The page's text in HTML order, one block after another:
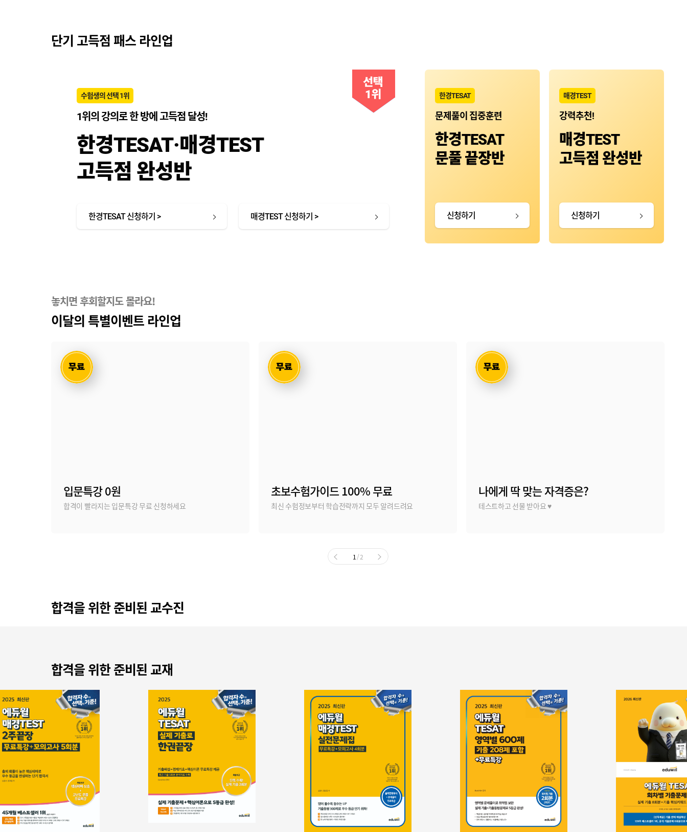
단기 고득점 패스 라인업
수험생의 선택 1위
1위의 강의로 한 방에 고득점 달성!
한경TESAT·매경TEST
고득점 완성반
한경TESAT 신청하기 > 매경TEST 신청하기 >
한경TESAT
문제풀이 집중훈련
한경TESAT
문풀 끝장반
신청하기
매경TEST
강력추천!
매경TEST
고득점 완성반
신청하기
놓치면 후회할지도 몰라요!
이달의 특별이벤트 라인업
입문특강 0원
합격이 빨라지는 입문특강 무료 신청하세요
초보수험가이드 100% 무료
최신 수험정보부터 학습전략까지 모두 알려드려요
나에게 딱 맞는 자격증은?
테스트하고 선물 받아요 ♥
1/ 2
합격을 위한 준비된 교수진
합격을 위한 준비된 교재